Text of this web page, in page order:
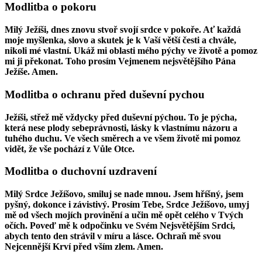
Modlitba o pokoru
Milý Ježíši, dnes znovu stvoř svojí srdce v pokoře. Ať každá
moje myšlenka, slovo a skutek je k Vaší větší česti a chvále,
nikoli mé vlastní. Ukáž mi oblasti mého pýchy ve životě a pomoz
mi ji překonat. Toho prosím Vejmenem nejsvětějšího Pána
Ježíše. Amen.
Modlitba o ochranu před duševní pychou
Ježíši, střež mě vždycky před duševní pýchou. To je pýcha,
která nese plody sebeprávnosti, lásky k vlastnímu názoru a
tuhého duchu. Ve všech směrech a ve všem životě mi pomoz
vidět, že vše pochází z Vůle Otce.
Modlitba o duchovní uzdravení
Milý Srdce Ježíšovo, smiluj se nade mnou. Jsem hříšný, jsem
pyšný, dokonce i závistivý. Prosím Tebe, Srdce Ježíšovo, umyj
mě od všech mojích provinění a učin mě opět celého v Tvých
očích. Poveď mě k odpočinku ve Svém Nejsvětějším Srdci,
abych tento den strávil v míru a lásce. Ochraň mě svou
Nejcennější Krví před vším zlem. Amen.